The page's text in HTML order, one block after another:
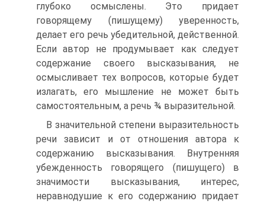
глубоко осмыс­лены. Это придает
говорящему (пишущему) уверенность,
делает его речь убедительной, действенной.
Если автор не продумывает как следует
содержание своего высказывания, не
осмысливает тех вопросов, которые будет
излагать, его мышление не может быть
самостоятельным, а речь ¾ выра­зительной.
В значительной степени выразительность
речи зависит и от отношения автора к
содержанию высказывания. Внут­ренняя
убежденность говорящего (пишущего) в
значимости высказывания, интерес,
неравнодушие к его содержанию придает